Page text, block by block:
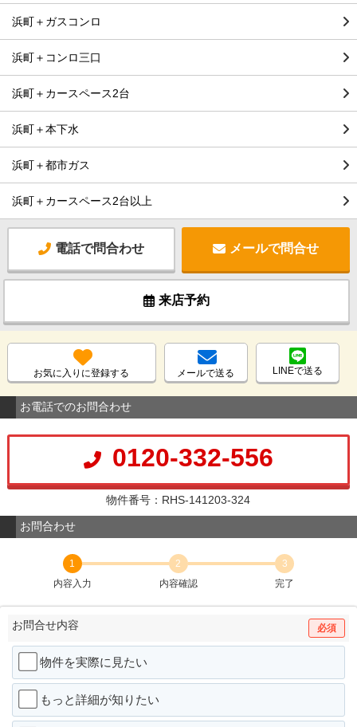
浜町＋ガスコンロ
浜町＋コンロ三口
浜町＋カースペース2台
浜町＋本下水
浜町＋都市ガス
浜町＋カースペース2台以上
電話で問合わせ メールで問合せ
来店予約
お気に入りに登録する メールで送る LINEで送る
お電話でのお問合わせ
0120-332-556
物件番号：RHS-141203-324
お問合わせ
1
内容入力
2
内容確認
3
完了
お問合せ内容 必須
物件を実際に見たい
もっと詳細が知りたい